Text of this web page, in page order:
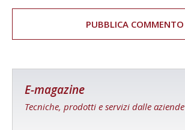
E-magazine
Tecniche, prodotti e servizi dalle aziende